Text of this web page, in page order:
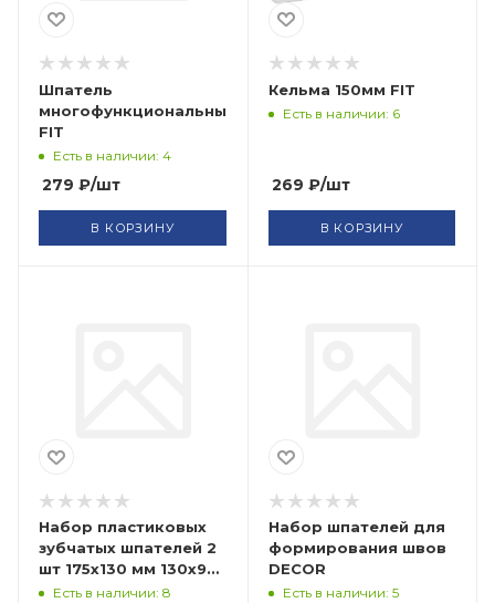
Шпатель
многофункциональный
FIT
Есть в наличии: 4
279 ₽/шт
В КОРЗИНУ
Кельма 150мм FIT
Есть в наличии: 6
269 ₽/шт
В КОРЗИНУ
Набор пластиковых
зубчатых шпателей 2
шт 175x130 мм 130x90
мм FIT
Есть в наличии: 8
Набор шпателей для
формирования швов
DECOR
Есть в наличии: 5